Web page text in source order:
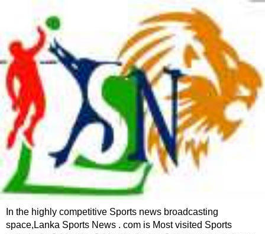
In the highly competitive Sports news broadcasting
space,Lanka Sports News . com is Most visited Sports